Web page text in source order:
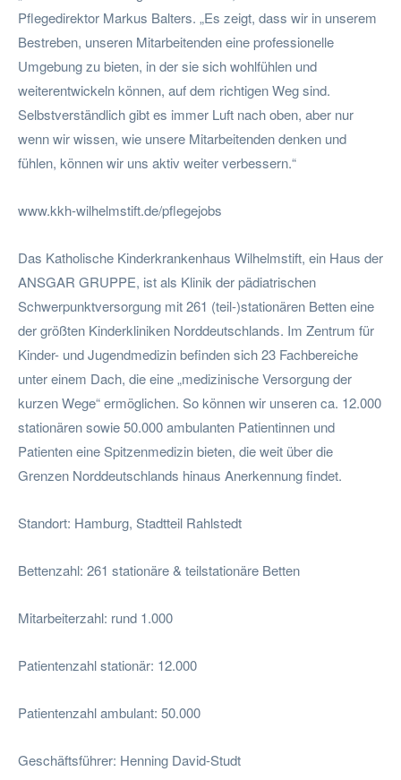
Pflegedirektor Markus Balters. „Es zeigt, dass wir in unserem
Bestreben, unseren Mitarbeitenden eine professionelle
Umgebung zu bieten, in der sie sich wohlfühlen und
weiterentwickeln können, auf dem richtigen Weg sind.
Selbstverständlich gibt es immer Luft nach oben, aber nur
wenn wir wissen, wie unsere Mitarbeitenden denken und
fühlen, können wir uns aktiv weiter verbessern.“
www.kkh-wilhelmstift.de/pflegejobs
Das Katholische Kinderkrankenhaus Wilhelmstift, ein Haus der
ANSGAR GRUPPE, ist als Klinik der pädiatrischen
Schwerpunktversorgung mit 261 (teil-)stationären Betten eine
der größten Kinderkliniken Norddeutschlands. Im Zentrum für
Kinder- und Jugendmedizin befinden sich 23 Fachbereiche
unter einem Dach, die eine „medizinische Versorgung der
kurzen Wege“ ermöglichen. So können wir unseren ca. 12.000
stationären sowie 50.000 ambulanten Patientinnen und
Patienten eine Spitzenmedizin bieten, die weit über die
Grenzen Norddeutschlands hinaus Anerkennung findet.
Standort: Hamburg, Stadtteil Rahlstedt
Bettenzahl: 261 stationäre & teilstationäre Betten
Mitarbeiterzahl: rund 1.000
Patientenzahl stationär: 12.000
Patientenzahl ambulant: 50.000
Geschäftsführer: Henning David-Studt